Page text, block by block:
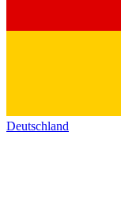
Deutschland